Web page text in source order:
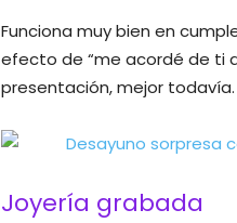
Funciona muy bien en
efecto de “me acordé de ti
presentación, mejor todavía.
Joyería grabada